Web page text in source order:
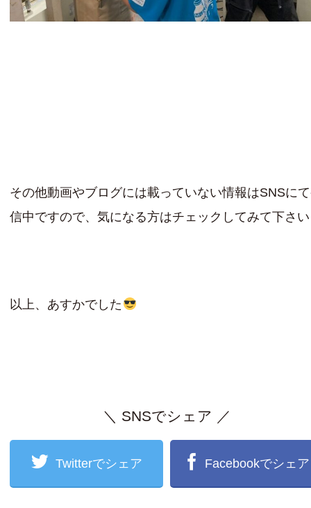
その他動画やブログには載っていない情報はSNSに
信中ですので、気になる方はチェックしてみて下さ
以上、あすかでした
＼ SNSでシェア ／
Twitterでシェア Facebookでシェア